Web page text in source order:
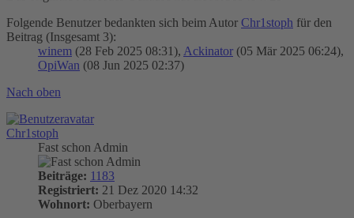
Folgende Benutzer bedankten sich beim Autor Chr1stoph für den
Beitrag (Insgesamt 3):
winem (28 Feb 2025 08:31), Ackinator (05 Mär 2025 06:24),
OpiWan (08 Jun 2025 02:37)
Nach oben
Chr1stoph
Fast schon Admin
Beiträge: 1183
Registriert: 21 Dez 2020 14:32
Wohnort: Oberbayern